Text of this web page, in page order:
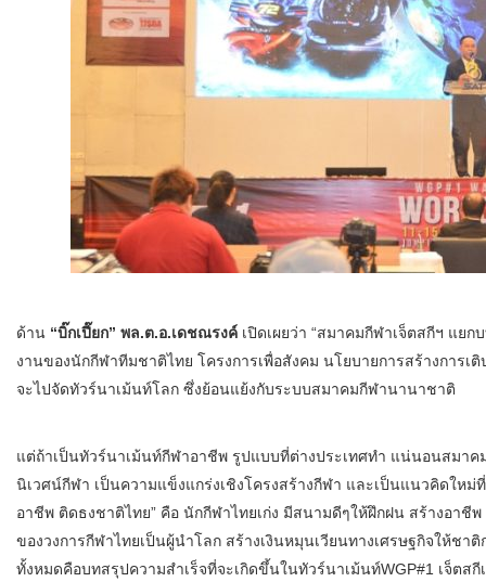
ด้าน “บิ๊กเปี๊ยก” พล.ต.อ.เดชณรงค์ เปิดเผยว่า “สมาคมกีฬาเจ็ตสกีฯ แย
งานของนักกีฬาทีมชาติไทย โครงการเพื่อสังคม นโยบายการสร้างการ
จะไปจัดทัวร์นาเม้นท์โลก ซึ่งย้อนแย้งกับระบบสมาคมกีฬานานาชาติ
แต่ถ้าเป็นทัวร์นาเม้นท์กีฬาอาชีพ รูปแบบที่ต่างประเทศทำ แน่นอนสมา
นิเวศน์กีฬา เป็นความแข็งแกร่งเชิงโครงสร้างกีฬา และเป็นแนวคิดให
อาชีพ ติดธงชาติไทย” คือ นักกีฬาไทยเก่ง มีสนามดีๆให้ฝึกฝน สร้างอาชี
ของวงการกีฬาไทยเป็นผู้นำโลก สร้างเงินหมุนเวียนทางเศรษฐกิจให้ช
ทั้งหมดคือบทสรุปความสำเร็จที่จะเกิดขึ้นในทัวร์นาเม้นท์WGP#1 เจ็ต